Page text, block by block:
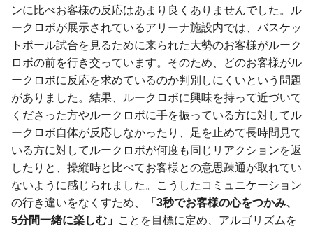
ンに比べお客様の反応はあまり良くありませんでした。ル
ークロボが展示されているアリーナ施設内では、バスケッ
トボール試合を見るために来られた大勢のお客様がルーク
ロボの前を行き交っています。そのため、どのお客様がル
ークロボに反応を求めているのか判別しにくいという問題
がありました。結果、ルークロボに興味を持って近づいて
くださった方やルークロボに手を振っている方に対してル
ークロボ自体が反応しなかったり、足を止めて長時間見て
いる方に対してルークロボが何度も同じリアクションを返
したりと、操縦時と比べてお客様との意思疎通が取れてい
ないように感じられました。こうしたコミュニケーション
の行き違いをなくすため、
「3秒でお客様の心をつかみ、
5分間一緒に楽しむ」 ことを目標に定め、アルゴリズムを